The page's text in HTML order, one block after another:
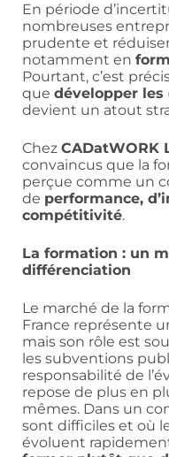
En période
nombreuses
prudente et
notamment en
Pourtant, c’est
que développer les
devient un atout
Chez CADatWORK
convaincus que la
perçue comme un
de performance,
compétitivité.
La formation : un
différenciation
Le marché de la
France représente
mais son rôle est
les subventions
responsabilité de
repose de plus en
mêmes. Dans un
sont difficiles et où
évoluent